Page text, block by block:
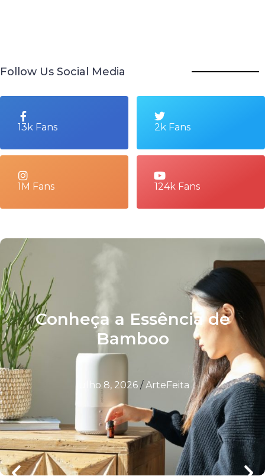
Follow Us Social Media
13k Fans 2k Fans
1M Fans 124k Fans
Conheça a Essência de
Bamboo
julho 8, 2026 / ArteFeita